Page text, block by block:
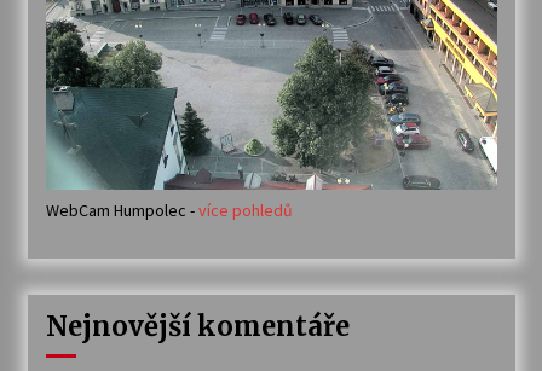
WebCam Humpolec -více pohledů
Nejnovější komentáře